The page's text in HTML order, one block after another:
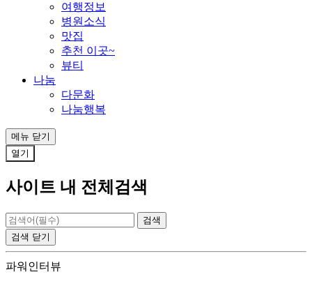
여행정보
병원소식
맛집
추천 이곳~
뷰티
나눔
다문화
나눔행복
메뉴 닫기
열기
사이트 내 전체검색
검색 닫기
파워인터뷰